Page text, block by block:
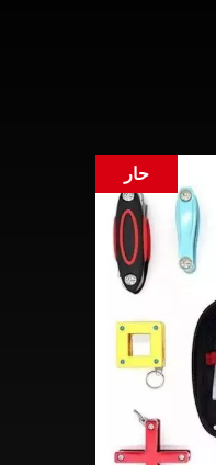
حار